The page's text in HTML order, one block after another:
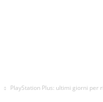
PlayStation Plus: ultimi giorni